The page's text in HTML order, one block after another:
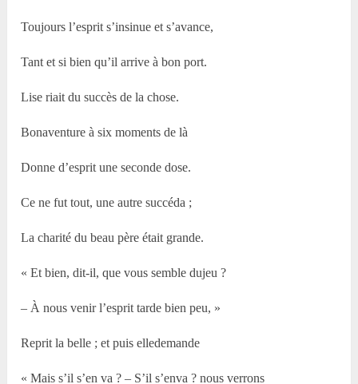
Toujours l’esprit s’insinue et s’avance,
Tant et si bien qu’il arrive à bon port.
Lise riait du succès de la chose.
Bonaventure à six moments de là
Donne d’esprit une seconde dose.
Ce ne fut tout, une autre succéda ;
La charité du beau père était grande.
« Et bien, dit-il, que vous semble dujeu ?
– À nous venir l’esprit tarde bien peu, »
Reprit la belle ; et puis elledemande
« Mais s’il s’en va ? – S’il s’enva ? nous verrons